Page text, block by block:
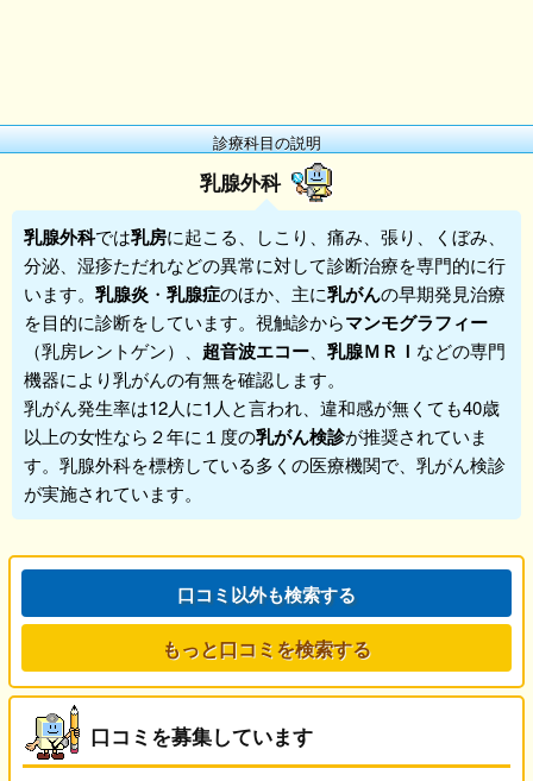
診療科目の説明
乳腺外科
乳腺外科では乳房に起こる、しこり、痛み、張り、くぼみ、
分泌、湿疹ただれなどの異常に対して診断治療を専門的に行
います。 乳腺炎 ・ 乳腺症のほか、主に乳がんの早期発見治療
を目的に診断をしています。視触診からマンモグラフィー
（乳房レントゲン）、 超音波エコー 乳腺ＭＲＩ などの専門
機器により乳がんの有無を確認します。
乳がん発生率は12人に1人と言われ、違和感が無くても40歳
以上の女性なら２年に１度の乳がん検診が推奨されていま
す。乳腺外科を標榜している多くの医療機関で、乳がん検診
が実施されています。
口コミ以外も検索する
もっと口コミを検索する
口コミを募集しています